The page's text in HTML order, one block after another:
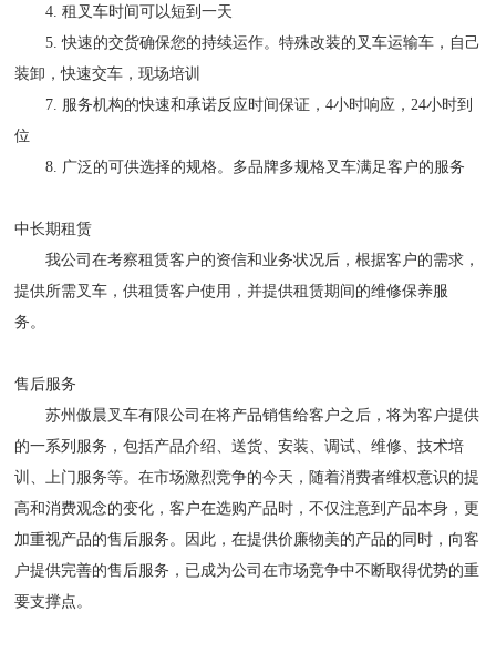
4. 租叉车时间可以短到一天
5. 快速的交货确保您的持续运作。特殊改装的叉车运输车，自己
装卸，快速交车，现场培训
7. 服务机构的快速和承诺反应时间保证，4小时响应，24小时到
位
8. 广泛的可供选择的规格。多品牌多规格叉车满足客户的服务
中长期租赁
我公司在考察租赁客户的资信和业务状况后，根据客户的需求，
提供所需叉车，供租赁客户使用，并提供租赁期间的维修保养服
务。
售后服务
苏州傲晨叉车有限公司在将产品销售给客户之后，将为客户提供
的一系列服务，包括产品介绍、送货、安装、调试、维修、技术培
训、上门服务等。在市场激烈竞争的今天，随着消费者维权意识的提
高和消费观念的变化，客户在选购产品时，不仅注意到产品本身，更
加重视产品的售后服务。因此，在提供价廉物美的产品的同时，向客
户提供完善的售后服务，已成为公司在市场竞争中不断取得优势的重
要支撑点。